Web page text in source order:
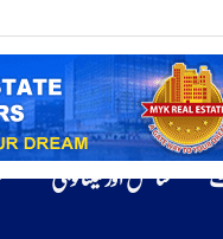
سائنس اور ٹیکنالوجی